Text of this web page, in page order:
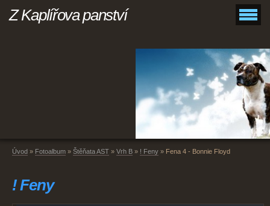
Z Kaplířova panství
Úvod » Fotoalbum » Štěňata AST » Vrh B » ! Feny » Fena 4 - Bonnie Floyd
! Feny